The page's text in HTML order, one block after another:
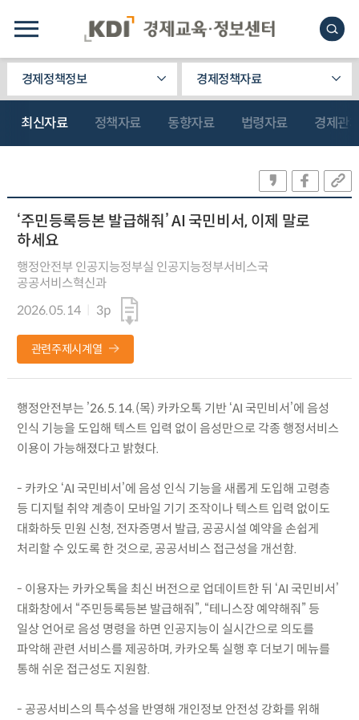
경제정책정보 경제정책자료
최신자료 정책자료 동향자료 법령자료 경제관
‘주민등록등본 발급해줘’ AI 국민비서, 이제 말로
하세요
행정안전부 인공지능정부실 인공지능정부서비스국
공공서비스혁신과
2026.05.14
3p
관련주제시계열
행정안전부는 ’26.5.14.(목) 카카오톡 기반 ‘AI 국민비서’에 음성
인식 기능을 도입해 텍스트 입력 없이 음성만으로 각종 행정서비스
이용이 가능해졌다고 밝혔다.
- 카카오 ‘AI 국민비서’에 음성 인식 기능을 새롭게 도입해 고령층
등 디지털 취약 계층이 모바일 기기 조작이나 텍스트 입력 없이도
대화하듯 민원 신청, 전자증명서 발급, 공공시설 예약을 손쉽게
처리할 수 있도록 한 것으로, 공공서비스 접근성을 개선함.
- 이용자는 카카오톡을 최신 버전으로 업데이트한 뒤 ‘AI 국민비서’
대화창에서 “주민등록등본 발급해줘”, “테니스장 예약해줘” 등
일상 언어로 음성 명령을 하면 인공지능이 실시간으로 의도를
파악해 관련 서비스를 제공하며, 카카오톡 실행 후 더보기 메뉴를
통해 쉬운 접근성도 지원함.
- 공공서비스의 특수성을 반영해 개인정보 안전성 강화를 위해